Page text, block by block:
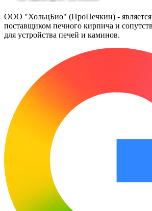
ООО "ХольцБио" (ПроПечкин) -
поставщиком печного кирпича и
для устройства печей и каминов.